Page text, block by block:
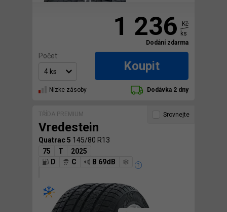
1 236
Kč
ks
Dodání zdarma
Počet:
Koupit
Nízke zásoby Dodávka 2 dny
TŘÍDA PREMIUM
Vredestein
Quatrac 5 145/80 R13
75
T
2025
D
C B 69dB
Srovnejte